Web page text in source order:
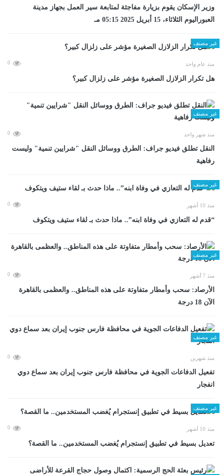
وزير الإسكان يقوم بزيارة مفاجئة لمتابعة سير العمل بجهاز مدينة
العبوراليوم الثلاثاء، 15 أبريل 2025 05:15 مـ
غير مصنف
منذ عام واحد 0
هل تكرار الزلازل الصغيرة مؤشر على زلزال كبير؟
غير مصنف
منذ شهر واحد 0
​النقل تطلق فيديو جراف: الطرق ووسائل النقل "شرايين تنمية" وليست
رفاهية
غير مصنف
منذ 10 أشهر 0
“قدم له التعازي في وفاة ابنه”.. ماذا حدث بـ لقاء ستيف ويتكوف
غير مصنف
منذ 7 أشهر 0
الأرصاد: سحب وأمطار متفاوتة على هذه المناطق.. والعظمى بالقاهرة
الآن 18 درجة
غير مصنف
منذ شهرين 0
تفعيل الدفاعات الجوية في محافظة فارس جنوب إيران بعد سماع دوي
انفجار
غير مصنف
منذ 10 أشهر 0
تعديل بسيط في تطبيق إنستجرام يُغضب المستخدمين.. ما القصة؟